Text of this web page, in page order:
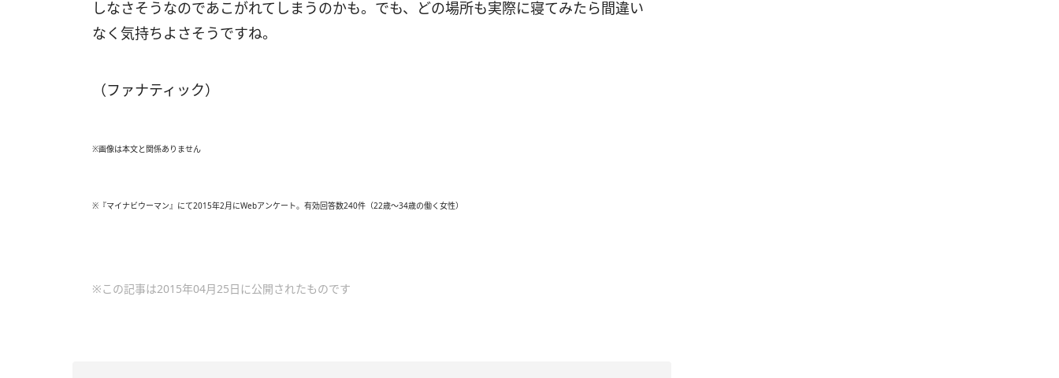
しなさそうなのであこがれてしまうのかも。でも、どの場所も実際に寝てみたら間違い
なく気持ちよさそうですね。
（ファナティック）
※画像は本文と関係ありません
※『マイナビウーマン』にて2015年2月にWebアンケート。有効回答数240件（22歳～34歳の働く女性）
※この記事は2015年04月25日に公開されたものです